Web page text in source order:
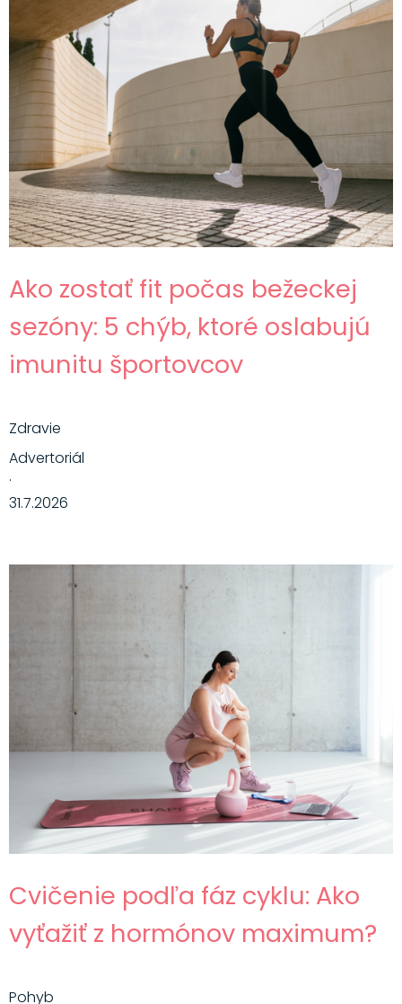
Ako zostať fit počas bežeckej
sezóny: 5 chýb, ktoré oslabujú
imunitu športovcov
Zdravie
Advertoriál
·
31.7.2026
Cvičenie podľa fáz cyklu: Ako
vyťažiť z hormónov maximum?
Pohyb